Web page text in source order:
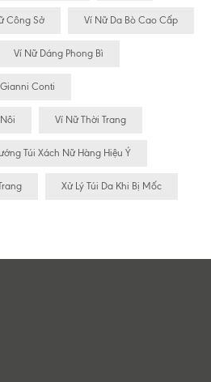
Công Sở Ví Nữ Da Bò Cao Cấp
Ví Nữ Dáng Phong Bì
Conti
Ví Nữ Thời Trang
Túi Xách Nữ Hàng Hiệu Ý
Xử Lý Túi Da Khi Bị Mốc